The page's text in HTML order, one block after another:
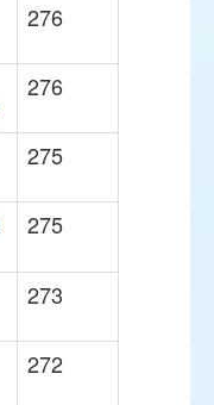
276
276
275
275
273
272